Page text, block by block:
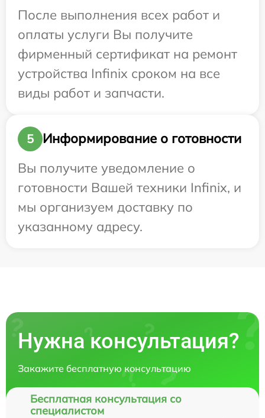
После выполнения всех работ и
оплаты услуги Вы получите
фирменный сертификат на ремонт
устройства Infinix сроком на все
виды работ и запчасти.
5
Информирование о готовности
Вы получите уведомление о
готовности Вашей техники Infinix, и
мы организуем доставку по
указанному адресу.
Нужна консультация?
Закажите бесплатную консультацию
Бесплатная консультация со
специалистом